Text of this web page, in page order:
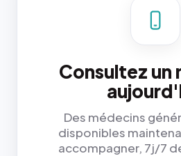
Consultez un
Des médecins
disponibles
accompagner, 7j/7